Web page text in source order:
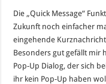
Die „Quick Message“
Zukunft noch einfacher
eingehende
Besonders gut gefällt mir
Pop-Up Dialog, der sich
ihr kein Pop-Up haben